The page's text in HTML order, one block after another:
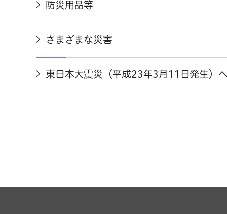
防災用品等
さまざまな災害
東日本大震災（平成23年3月11日発生）